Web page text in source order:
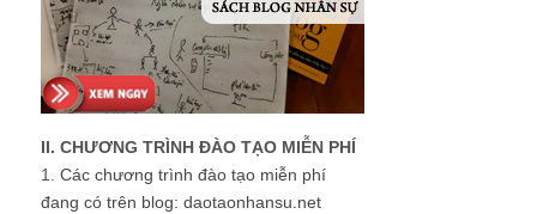
II. CHƯƠNG TRÌNH ĐÀO TẠO MIỄN PHÍ
1. Các chương trình đào tạo miễn phí
đang có trên blog: daotaonhansu.net